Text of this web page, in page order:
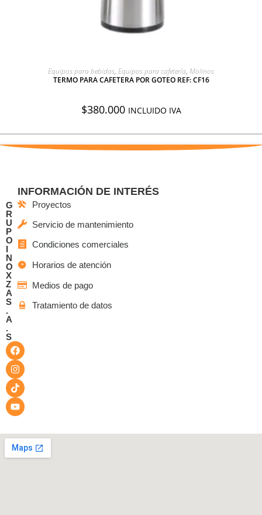
AGREGAR A COTIZACIÓN
Equipos para bebidas, Equipos para cafetería, Molinos
TERMO PARA CAFETERA POR GOTEO REF: CF16
$380.000 INCLUIDO IVA
G
R
U
P
O
I
N
O
X
Z
A
S
.
A
.
S
INFORMACIÓN DE INTERÉS
Proyectos
Servicio de mantenimiento
Condiciones comerciales
Horarios de atención
Medios de pago
Tratamiento de datos